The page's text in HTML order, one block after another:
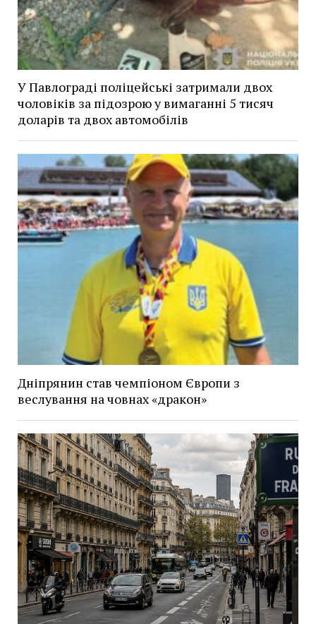
У Павлограді поліцейські затримали двох
чоловіків за підозрою у вимаганні 5 тисяч
доларів та двох автомобілів
Дніпрянин став чемпіоном Європи з
веслування на човнах «дракон»